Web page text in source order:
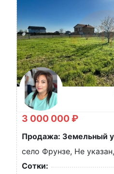
3 000 000 ₽
Продажа: Земельный
село Фрунзе, Не
Сотки: